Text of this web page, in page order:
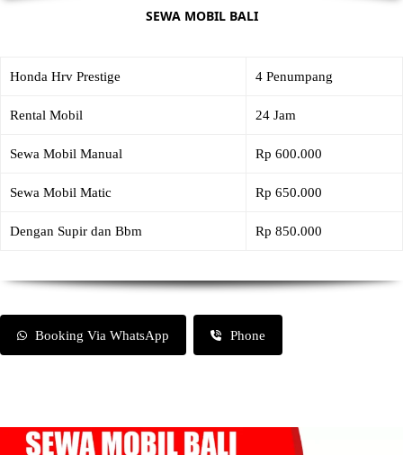
SEWA MOBIL BALI
Honda Hrv Prestige 4 Penumpang
Rental Mobil 24 Jam
Sewa Mobil Manual Rp 600.000
Sewa Mobil Matic Rp 650.000
Dengan Supir dan Bbm Rp 850.000
Booking Via WhatsApp Phone